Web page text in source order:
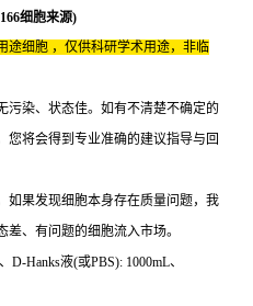
细胞来源)
途细胞 ，仅供科研学术用途，非临
污染、状态佳。如有不清楚不确定的
您将会得到专业准确的建议指导与回
如果发现细胞本身存在质量问题，我
、有问题的细胞流入市场。
Hanks液(或PBS): 1000mL、